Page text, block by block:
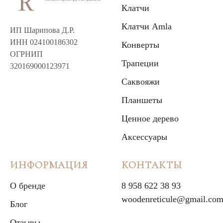
ИП Шарипова Д.Р.
ИНН 024100186302
ОГРНИП
320169000123971
Клатчи
Клатчи Amla
Конверты
Трапеции
Саквояжи
Планшеты
Ценное дерево
Аксессуары
ИНФОРМАЦИЯ
О бренде
Блог
КОНТАКТЫ
8 958 622 38 93
woodenreticule@gmail.com